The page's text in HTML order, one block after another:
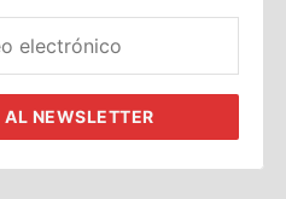
AL NEWSLETTER